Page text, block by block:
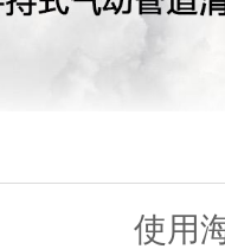
使用